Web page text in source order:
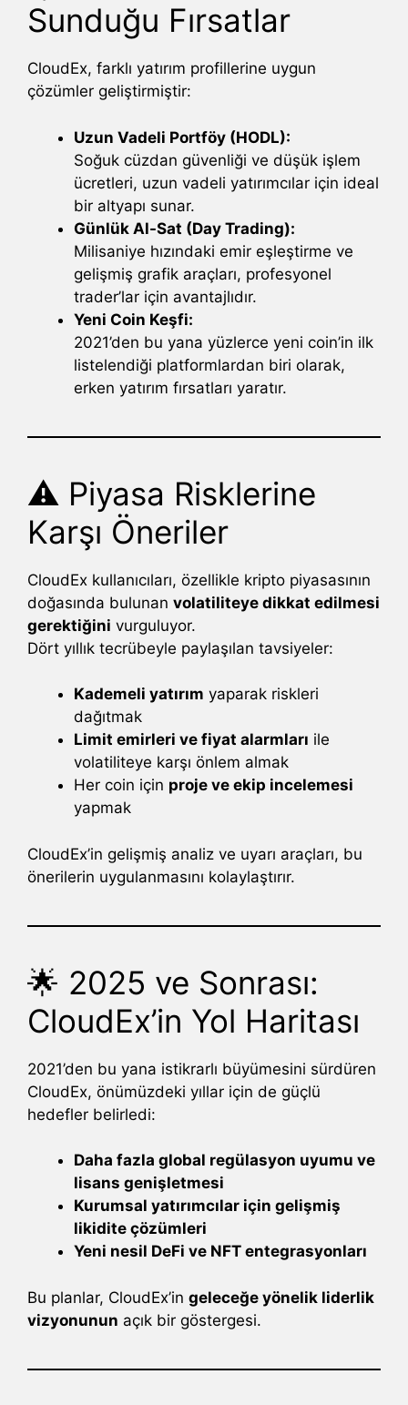
Sunduğu Fırsatlar
CloudEx, farklı yatırım profillerine uygun
çözümler geliştirmiştir:
Uzun Vadeli Portföy (HODL):
Soğuk cüzdan güvenliği ve düşük işlem
ücretleri, uzun vadeli yatırımcılar için ideal
bir altyapı sunar.
Günlük Al-Sat (Day Trading):
Milisaniye hızındaki emir eşleştirme ve
gelişmiş grafik araçları, profesyonel
trader’lar için avantajlıdır.
Yeni Coin Keşfi:
2021’den bu yana yüzlerce yeni coin’in ilk
listelendiği platformlardan biri olarak,
erken yatırım fırsatları yaratır.
⚠️ Piyasa Risklerine
Karşı Öneriler
CloudEx kullanıcıları, özellikle kripto piyasasının
doğasında bulunan volatiliteye dikkat edilmesi
gerektiğini vurguluyor.
Dört yıllık tecrübeyle paylaşılan tavsiyeler:
Kademeli yatırım yaparak riskleri
dağıtmak
Limit emirleri ve fiyat alarmları ile
volatiliteye karşı önlem almak
Her coin için proje ve ekip incelemesi
yapmak
CloudEx’in gelişmiş analiz ve uyarı araçları, bu
önerilerin uygulanmasını kolaylaştırır.
🌟 2025 ve Sonrası:
CloudEx’in Yol Haritası
2021’den bu yana istikrarlı büyümesini sürdüren
CloudEx, önümüzdeki yıllar için de güçlü
hedefler belirledi:
Daha fazla global regülasyon uyumu ve
lisans genişletmesi
Kurumsal yatırımcılar için gelişmiş
likidite çözümleri
Yeni nesil DeFi ve NFT entegrasyonları
Bu planlar, CloudEx’in geleceğe yönelik liderlik
vizyonunun açık bir göstergesi.